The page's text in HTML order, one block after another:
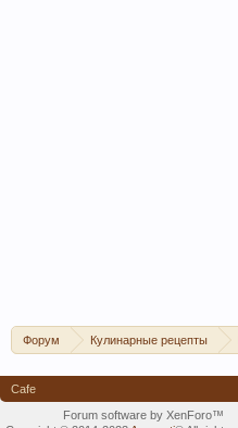
Форум Кулинарные рецепты
Cafe
Forum software by XenForo™